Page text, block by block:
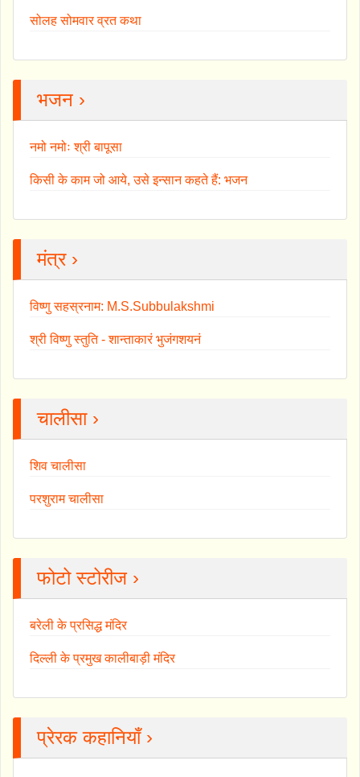
सोलह सोमवार व्रत कथा
भजन ›
नमो नमोः श्री बापूसा
किसी के काम जो आये, उसे इन्सान कहते हैं: भजन
मंत्र ›
विष्णु सहस्रनाम: M.S.Subbulakshmi
श्री विष्णु स्तुति - शान्ताकारं भुजंगशयनं
चालीसा ›
शिव चालीसा
परशुराम चालीसा
फोटो स्टोरीज ›
बरेली के प्रसिद्ध मंदिर
दिल्ली के प्रमुख कालीबाड़ी मंदिर
प्रेरक कहानियाँ ›